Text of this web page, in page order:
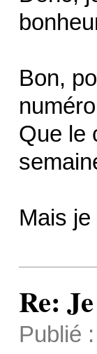
Bon,
Que le
Mais
Re:
Publié :